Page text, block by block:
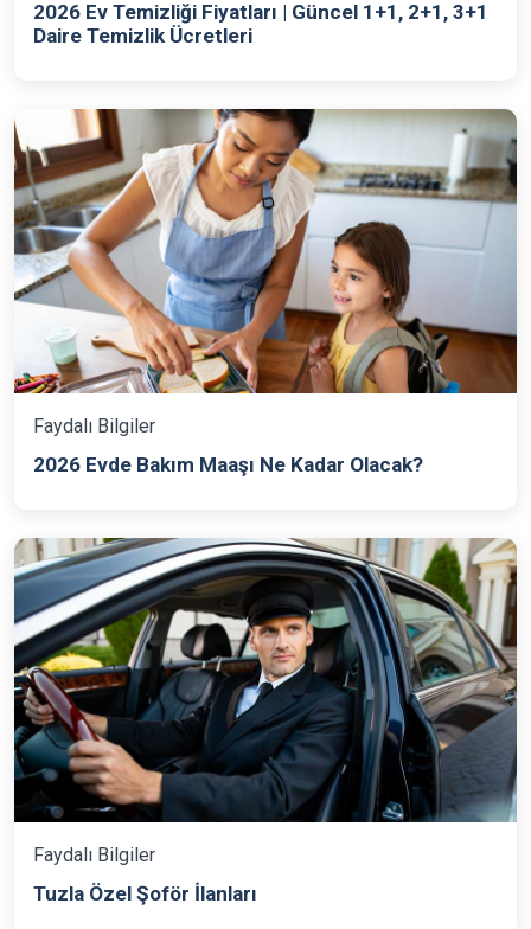
2026 Ev Temizliği Fiyatları | Güncel 1+1, 2+1, 3+1
Daire Temizlik Ücretleri
Faydalı Bilgiler
2026 Evde Bakım Maaşı Ne Kadar Olacak?
Faydalı Bilgiler
Tuzla Özel Şoför İlanları